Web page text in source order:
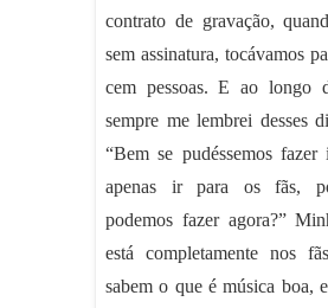
contrato de gravação,
sem assinatura, tocávamos
cem pessoas. E ao longo
sempre me lembrei desses
“Bem se pudéssemos fazer
apenas ir para os fãs,
podemos fazer agora?”
está completamente nos
sabem o que é música boa,